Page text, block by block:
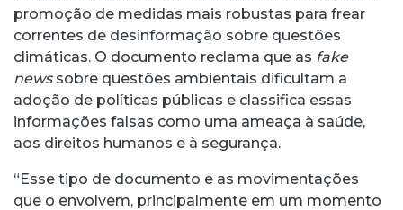
promoção de medidas mais robustas para frear
correntes de desinformação sobre questões
climáticas. O documento reclama que as fake
newssobre questões ambientais dificultam a
adoção de políticas públicas e classifica essas
informações falsas como uma ameaça à saúde,
aos direitos humanos e à segurança.
“Esse tipo de documento e as movimentações
que o envolvem, principalmente em um momento